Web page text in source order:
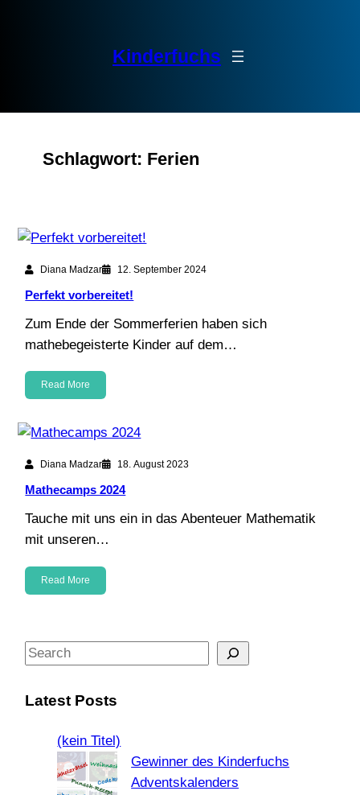
Kinderfuchs
Schlagwort: Ferien
Diana Madzar 12. September 2024
Perfekt vorbereitet!
Zum Ende der Sommerferien haben sich
mathebegeisterte Kinder auf dem…
Read More
Diana Madzar 18. August 2023
Mathecamps 2024
Tauche mit uns ein in das Abenteuer Mathematik
mit unseren…
Read More
S
aLatest Posts
(kein Titel)
Gewinner des Kinderfuchs
Adventskalenders